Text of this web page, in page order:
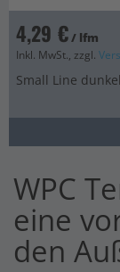
4,29 €/ lfm
Inkl. MwSt., zzgl.
Small Line
WPC
eine
den